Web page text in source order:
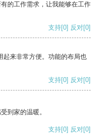
的工作需求，让我能够在工作
支持[0] 反对[0]
起来非常方便。功能的布局也
支持[0] 反对[0]
到家的温暖。
支持[0] 反对[0]